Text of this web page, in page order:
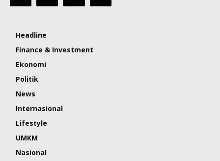
Headline
Finance & Investment
Ekonomi
Politik
News
Internasional
Lifestyle
UMKM
Nasional